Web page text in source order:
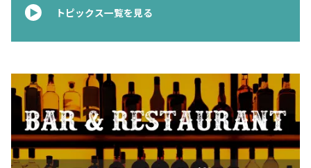
イベント一覧
＆レストラン
お問合せ プライバシーポリシー サイトマップ
トピックス一覧を見る